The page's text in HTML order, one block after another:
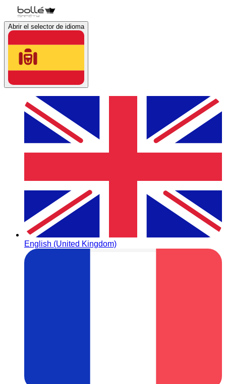
Abrir el selector de idioma
English (United Kingdom)